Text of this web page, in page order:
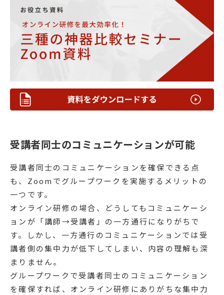
受講者同士のコミュニケーションが可能
受講者同士のコミュニケーションを確保できる点
も、Zoomでグループワークを実施するメリットの
一つです。
オンライン研修の場合、どうしてもコミュニケーシ
ョンが「講師→受講者」の一方通行になりがちで
す。しかし、一方通行のコミュニケーションでは受
講者側の集中力が低下してしまい、内容の理解も深
まりません。
グループワークで受講者同士のコミュニケーション
を確保すれば、オンライン研修にありがちな集中力